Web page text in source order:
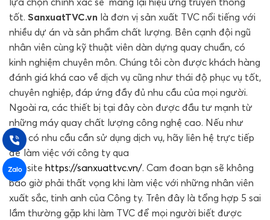
tốt. SanxuatTVC.vn là đơn vị sản xuất TVC nổi tiếng với
nhiều dự án và sản phẩm chất lượng. Bên cạnh đội ngũ
nhân viên cùng kỹ thuật viên dàn dựng quay chuẩn, có
kinh nghiệm chuyên môn. Chúng tôi còn được khách hàng
đánh giá khá cao về dịch vụ cũng như thái độ phục vụ tốt,
chuyên nghiệp, đáp ứng đầy đủ nhu cầu của mọi người.
Ngoài ra, các thiết bị tại đây còn được đầu tư mạnh từ
những máy quay chất lượng công nghệ cao. Nếu như
bạn có nhu cầu cần sử dụng dịch vụ, hãy liên hệ trực tiếp
để làm việc với công ty qua
website https://sanxuattvc.vn/. Cam đoan bạn sẽ không
bao giờ phải thất vọng khi làm việc với những nhân viên
xuất sắc, tinh anh của Công ty. Trên đây là tổng hợp 5 sai
lầm thường gặp khi làm TVC để mọi người biết được